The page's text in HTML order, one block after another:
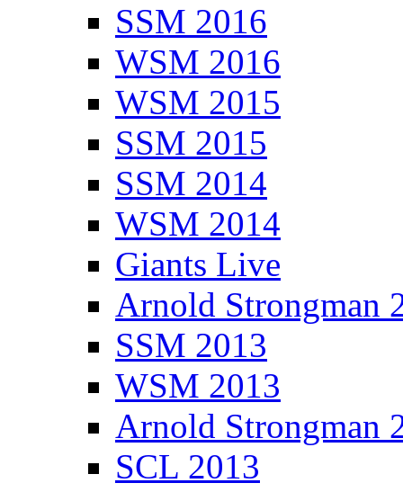
SSM 2016
WSM 2016
WSM 2015
SSM 2015
SSM 2014
WSM 2014
Giants Live
Arnold Strongman
SSM 2013
WSM 2013
Arnold Strongman
SCL 2013